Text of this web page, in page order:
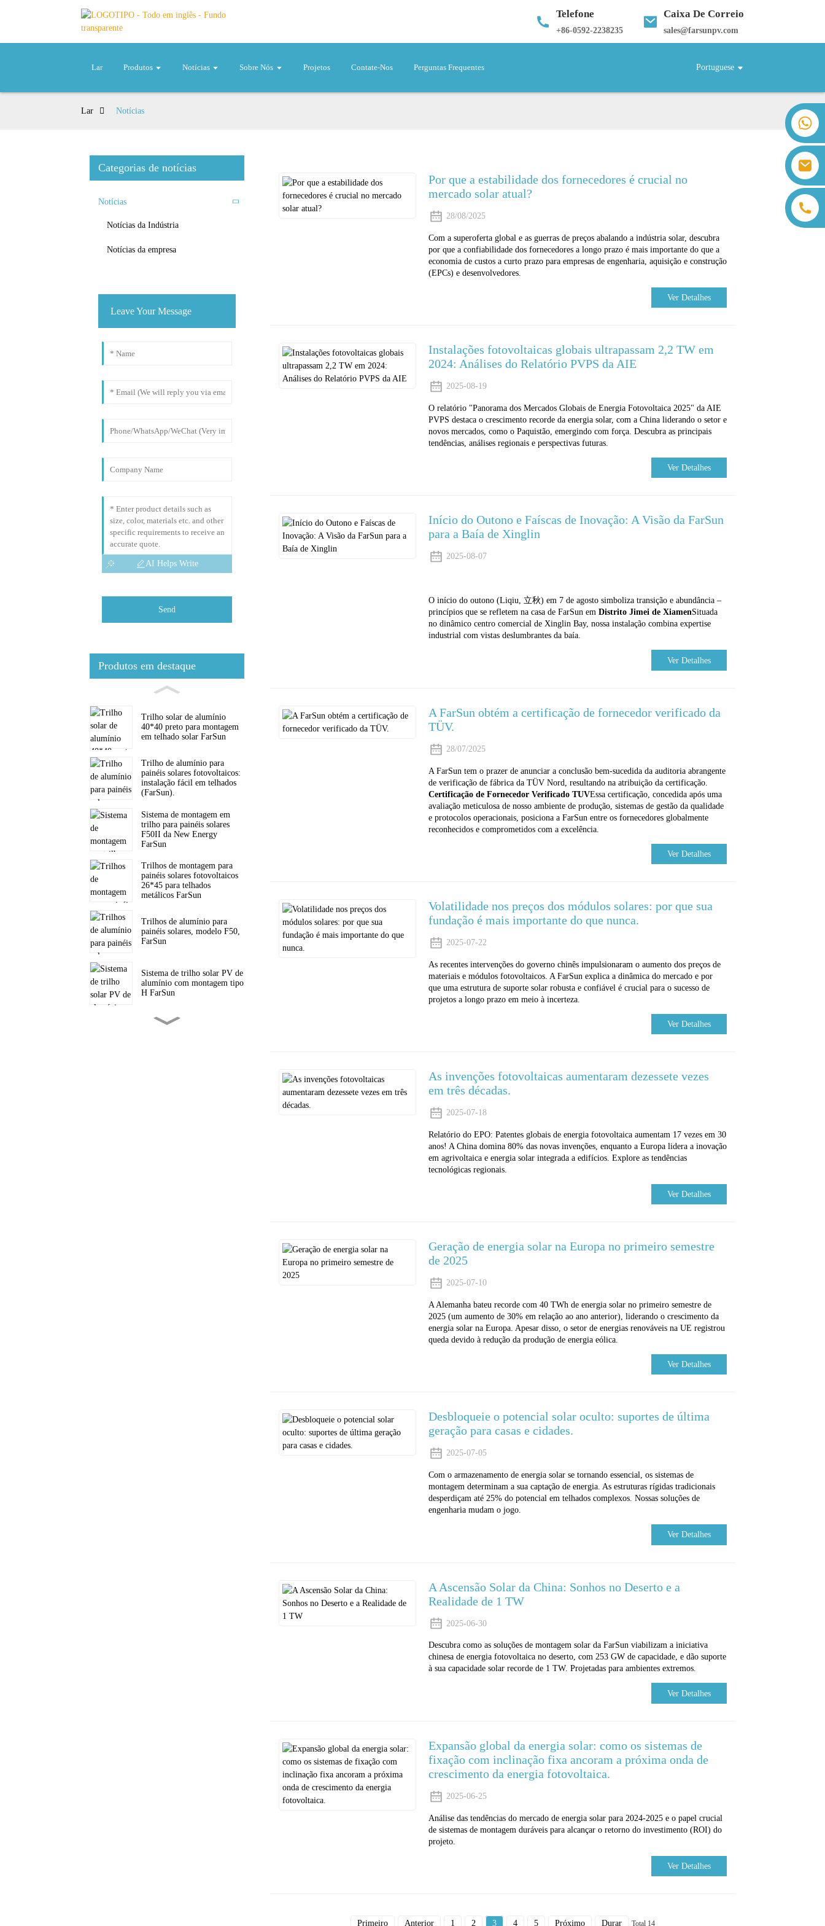
Telefone
+86-0592-2238235
Caixa De Correio
sales@farsunpv.com
Lar Produtos Notícias Sobre Nós Projetos Contate-Nos Perguntas Frequentes Portuguese
sanborn.guo@farsunpv.com
Lar Notícias
Categorias de notícias
Notícias
Notícias da Indústria
Notícias da empresa
Leave Your Message
AI Helps Write
Send
Produtos em destaque
Trilho solar de alumínio
40*40 preto para montagem
em telhado solar FarSun
Trilho de alumínio para
painéis solares fotovoltaicos:
instalação fácil em telhados
(FarSun).
Sistema de montagem em
trilho para painéis solares
F50II da New Energy
FarSun
Trilhos de montagem para
painéis solares fotovoltaicos
26*45 para telhados
metálicos FarSun
Trilhos de alumínio para
painéis solares, modelo F50,
FarSun
Sistema de trilho solar PV de
alumínio com montagem tipo
H FarSun
Suporte tripé solar triangular
Por que a estabilidade dos fornecedores é crucial no
mercado solar atual?
28/08/2025
Com a superoferta global e as guerras de preços abalando a indústria solar, descubra
por que a confiabilidade dos fornecedores a longo prazo é mais importante do que a
economia de custos a curto prazo para empresas de engenharia, aquisição e construção
(EPCs) e desenvolvedores.
Ver Detalhes
Instalações fotovoltaicas globais ultrapassam 2,2 TW em
2024: Análises do Relatório PVPS da AIE
2025-08-19
O relatório "Panorama dos Mercados Globais de Energia Fotovoltaica 2025" da AIE
PVPS destaca o crescimento recorde da energia solar, com a China liderando o setor e
novos mercados, como o Paquistão, emergindo com força. Descubra as principais
tendências, análises regionais e perspectivas futuras.
Ver Detalhes
Início do Outono e Faíscas de Inovação: A Visão da FarSun
para a Baía de Xinglin
2025-08-07
O início do outono (Liqiu, 立秋) em 7 de agosto simboliza transição e abundância –
princípios que se refletem na casa de FarSun em Distrito Jimei de XiamenSituada
no dinâmico centro comercial de Xinglin Bay, nossa instalação combina expertise
industrial com vistas deslumbrantes da baía.
Ver Detalhes
A FarSun obtém a certificação de fornecedor verificado da
TÜV.
28/07/2025
A FarSun tem o prazer de anunciar a conclusão bem-sucedida da auditoria abrangente
de verificação de fábrica da TÜV Nord, resultando na atribuição da certificação.
Certificação de Fornecedor Verificado TUVEssa certificação, concedida após uma
avaliação meticulosa de nosso ambiente de produção, sistemas de gestão da qualidade
e protocolos operacionais, posiciona a FarSun entre os fornecedores globalmente
reconhecidos e comprometidos com a excelência.
Ver Detalhes
Volatilidade nos preços dos módulos solares: por que sua
fundação é mais importante do que nunca.
2025-07-22
As recentes intervenções do governo chinês impulsionaram o aumento dos preços de
materiais e módulos fotovoltaicos. A FarSun explica a dinâmica do mercado e por
que uma estrutura de suporte solar robusta e confiável é crucial para o sucesso de
projetos a longo prazo em meio à incerteza.
Ver Detalhes
As invenções fotovoltaicas aumentaram dezessete vezes
em três décadas.
2025-07-18
Relatório do EPO: Patentes globais de energia fotovoltaica aumentam 17 vezes em 30
anos! A China domina 80% das novas invenções, enquanto a Europa lidera a inovação
em agrivoltaica e energia solar integrada a edifícios. Explore as tendências
tecnológicas regionais.
Ver Detalhes
Geração de energia solar na Europa no primeiro semestre
de 2025
2025-07-10
A Alemanha bateu recorde com 40 TWh de energia solar no primeiro semestre de
2025 (um aumento de 30% em relação ao ano anterior), liderando o crescimento da
energia solar na Europa. Apesar disso, o setor de energias renováveis ​​na UE registrou
queda devido à redução da produção de energia eólica.
Ver Detalhes
Desbloqueie o potencial solar oculto: suportes de última
geração para casas e cidades.
2025-07-05
Com o armazenamento de energia solar se tornando essencial, os sistemas de
montagem determinam a sua captação de energia. As estruturas rígidas tradicionais
desperdiçam até 25% do potencial em telhados complexos. Nossas soluções de
engenharia mudam o jogo.
Ver Detalhes
A Ascensão Solar da China: Sonhos no Deserto e a
Realidade de 1 TW
2025-06-30
Descubra como as soluções de montagem solar da FarSun viabilizam a iniciativa
chinesa de energia fotovoltaica no deserto, com 253 GW de capacidade, e dão suporte
à sua capacidade solar recorde de 1 TW. Projetadas para ambientes extremos.
Ver Detalhes
Expansão global da energia solar: como os sistemas de
fixação com inclinação fixa ancoram a próxima onda de
crescimento da energia fotovoltaica.
2025-06-25
Análise das tendências do mercado de energia solar para 2024-2025 e o papel crucial
de sistemas de montagem duráveis ​​para alcançar o retorno do investimento (ROI) do
projeto.
Ver Detalhes
Primeiro Anterior 1 2 3 4 5 Próximo Durar Total 14